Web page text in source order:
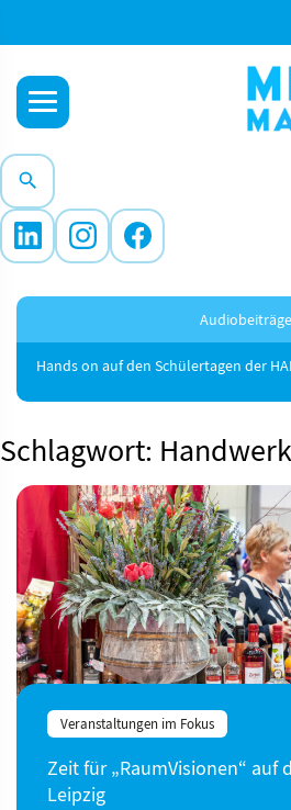
Audiobeiträge
Hands on auf den Schülertagen der
Schlagwort: Handwerk
Veranstaltungen im Fokus
Zeit für „RaumVisionen“ auf
Leipzig